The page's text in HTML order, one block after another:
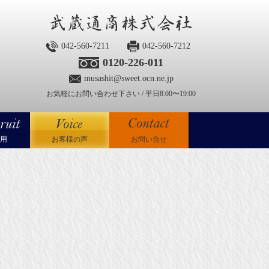
042-560-7211 042-560-7212
0120-226-011
musashit@sweet.ocn.ne.jp
お気軽にお問い合わせ下さい / 平日8:00〜19:00
お客様の声 お問い合せ